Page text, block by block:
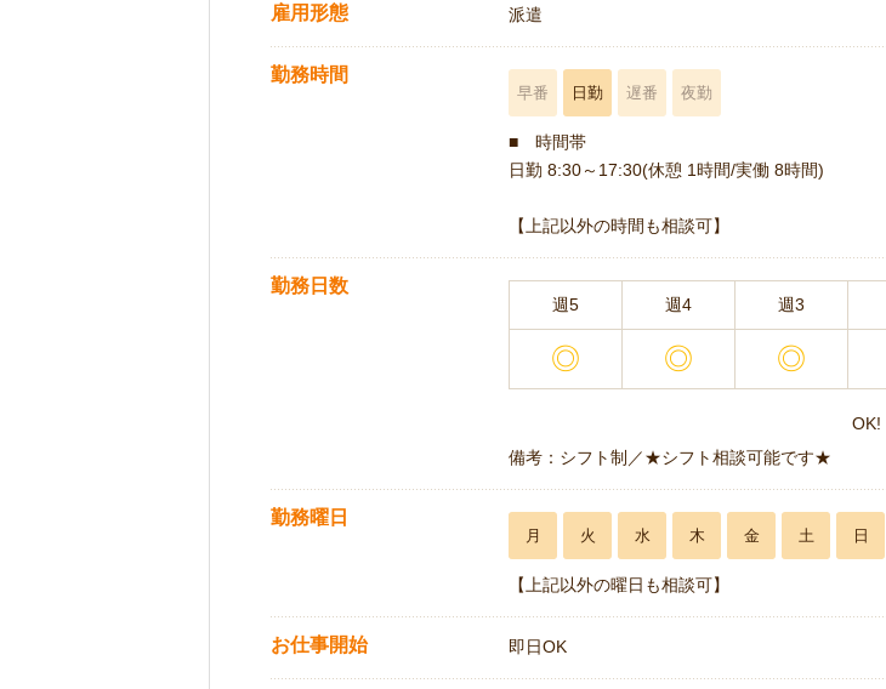
雇用形態 派遣
勤務時間
早番 日勤 遅番 夜勤
■ 時間帯
日勤 8:30～17:30(休憩 1時間/実働 8時間)
【上記以外の時間も相談可】
勤務日数
週5 週4 週3
◎ ◎ ◎
OK!
備考：シフト制／★シフト相談可能です★
勤務曜日
月 火 水 木 金 土 日
【上記以外の曜日も相談可】
お仕事開始 即日OK